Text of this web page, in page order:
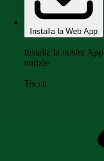
Installa la Web App
Installa la nostra
notizie
Tocca